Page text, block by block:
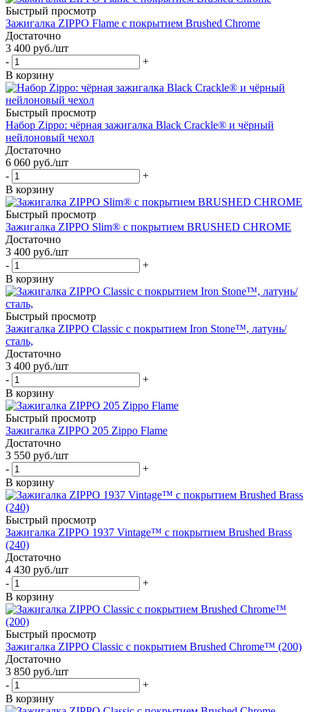
Быстрый просмотр
Зажигалка ZIPPO Flame с покрытием Brushed Chrome
Достаточно
3 400 руб./шт
-
+
В корзину
Быстрый просмотр
Набор Zippo: чёрная зажигалка Black Crackle® и чёрный
нейлоновый чехол
Достаточно
6 060 руб./шт
-
+
В корзину
Быстрый просмотр
Зажигалка ZIPPO Slim® с покрытием BRUSHED CHROME
Достаточно
3 400 руб./шт
-
+
В корзину
Быстрый просмотр
Зажигалка ZIPPO Classic с покрытием Iron Stone™, латунь/
сталь,
Достаточно
3 400 руб./шт
-
+
В корзину
Быстрый просмотр
Зажигалка ZIPPO 205 Zippo Flame
Достаточно
3 550 руб./шт
-
+
В корзину
Быстрый просмотр
Зажигалка ZIPPO 1937 Vintage™ с покрытием Brushed Brass
(240)
Достаточно
4 430 руб./шт
-
+
В корзину
Быстрый просмотр
Зажигалка ZIPPO Classic с покрытием Brushed Chrome™ (200)
Достаточно
3 850 руб./шт
-
+
В корзину